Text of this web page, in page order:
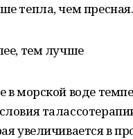
тепла, чем пресная.
тем лучше
в морской воде
увеличивается в